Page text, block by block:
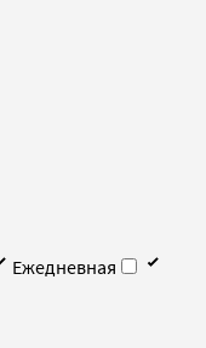
Ежедневная